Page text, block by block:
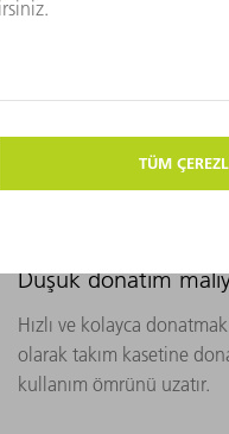
Düşük donatım
Hızlı ve kolayca
olarak takım kasetine
kullanım ömrünü uzatır.